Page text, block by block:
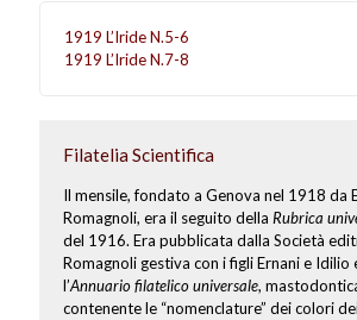
1919 L’Iride N.5-6
1919 L’Iride N.7-8
Filatelia Scientifica
Il mensile, fondato a Genova nel 1918 da
Romagnoli, era il seguito della Rubrica
del 1916. Era pubblicata dalla Società
Romagnoli gestiva con i figli Ernani e Idilio
l’Annuario filatelico universale,
contenente le “nomenclature” dei colori